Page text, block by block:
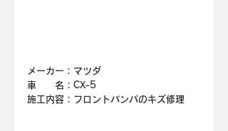
メーカー：マツダ
車　　名： CX-5
施工内容：フロントバンパのキズ修理